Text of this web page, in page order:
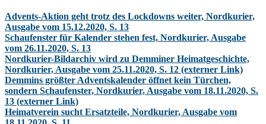
Advents-Aktion geht trotz des Lockdowns weiter, Nordkurier,
Ausgabe vom 15.12.2020, S. 13
Schaufenster für Kalender stehen fest, Nordkurier, Ausgabe
vom 26.11.2020, S. 13
Nordkurier-Bildarchiv wird zu Demminer Heimatgeschichte,
Nordkurier, Ausgabe vom 25.11.2020, S. 12 (externer Link)
Demmins größter Adventskalender öffnet kein Türchen,
sondern Schaufenster, Nordkurier, Ausgabe vom 18.11.2020, S.
13 (externer Link)
Heimatverein sucht Ersatzteile, Nordkurier, Ausgabe vom